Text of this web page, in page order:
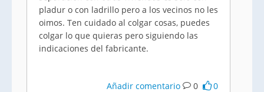
pladur o con ladrillo pero a los vecinos no les
oimos. Ten cuidado al colgar cosas, puedes
colgar lo que quieras pero siguiendo las
indicaciones del fabricante.
Añadir comentario 0 0